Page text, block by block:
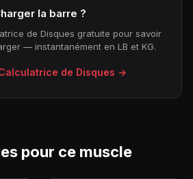
la barre ?
de Disques gratuite pour savoir
— instantanément en LB et KG.
de Disques →
pour ce muscle